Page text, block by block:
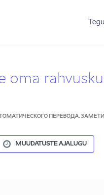
oma
ПЕРЕВОДА.
MUUDATUSTE AJALUGU